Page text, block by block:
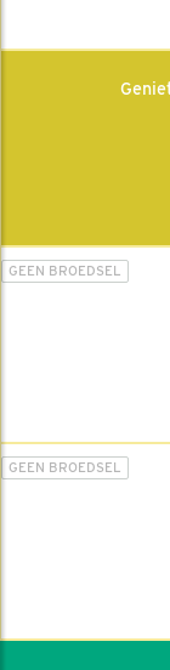
GEEN BROEDSEL
GEEN BROEDSEL